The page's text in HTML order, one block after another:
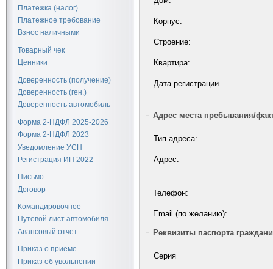
Платежка (налог)
Платежное требование
Взнос наличными
Товарный чек
Ценники
Доверенность (получение)
Доверенность (ген.)
Доверенность автомобиль
Форма 2-НДФЛ 2025-2026
Форма 2-НДФЛ 2023
Уведомление УСН
Регистрация ИП 2022
Письмо
Договор
Командировочное
Путевой лист автомобиля
Авансовый отчет
Приказ о приеме
Приказ об увольнении
Корпус:
Строение:
Квартира:
Дата регистрации
Адрес места пребывания/
Тип адреса:
Адрес:
Телефон:
Email (по желанию):
Реквизиты паспорта
Серия